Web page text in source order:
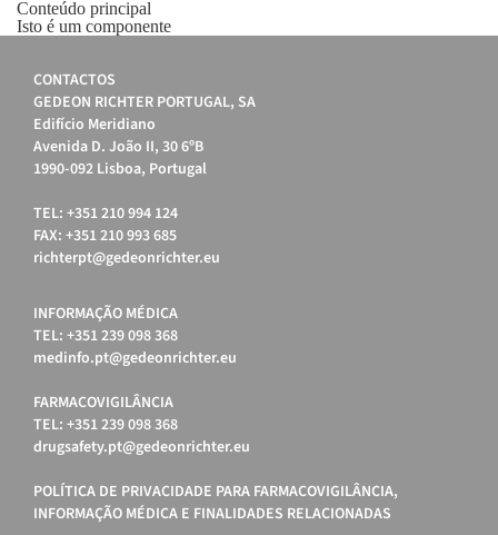
Conteúdo principal
Isto é um componente
CONTACTOS
GEDEON RICHTER PORTUGAL, SA
Edifício Meridiano
Avenida D. João II, 30 6ºB
1990-092 Lisboa, Portugal
TEL: +351 210 994 124
FAX: +351 210 993 685
richterpt@gedeonrichter.eu
INFORMAÇÃO MÉDICA
TEL: +351 239 098 368
medinfo.pt@gedeonrichter.eu
FARMACOVIGILÂNCIA
TEL: +351 239 098 368
drugsafety.pt@gedeonrichter.eu
POLÍTICA DE PRIVACIDADE PARA FARMACOVIGILÂNCIA,
INFORMAÇÃO MÉDICA E FINALIDADES RELACIONADAS